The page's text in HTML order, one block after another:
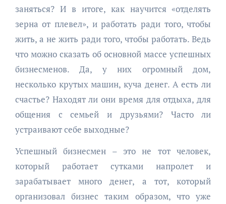
заняться? И в итоге, как научится «отделять
зерна от плевел», и работать ради того, чтобы
жить, а не жить ради того, чтобы работать. Ведь
что можно сказать об основной массе успешных
бизнесменов. Да, у них огромный дом,
несколько крутых машин, куча денег. А есть ли
счастье? Находят ли они время для отдыха, для
общения с семьей и друзьями? Часто ли
устраивают себе выходные?
Успешный бизнесмен – это не тот человек,
который работает сутками напролет и
зарабатывает много денег, а тот, который
организовал бизнес таким образом, что уже